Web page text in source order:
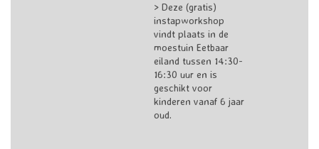
> Deze (gratis)
instapworkshop
vindt plaats in de
moestuin Eetbaar
eiland tussen 14:30-
16:30 uur en is
geschikt voor
kinderen vanaf 6 jaar
oud.